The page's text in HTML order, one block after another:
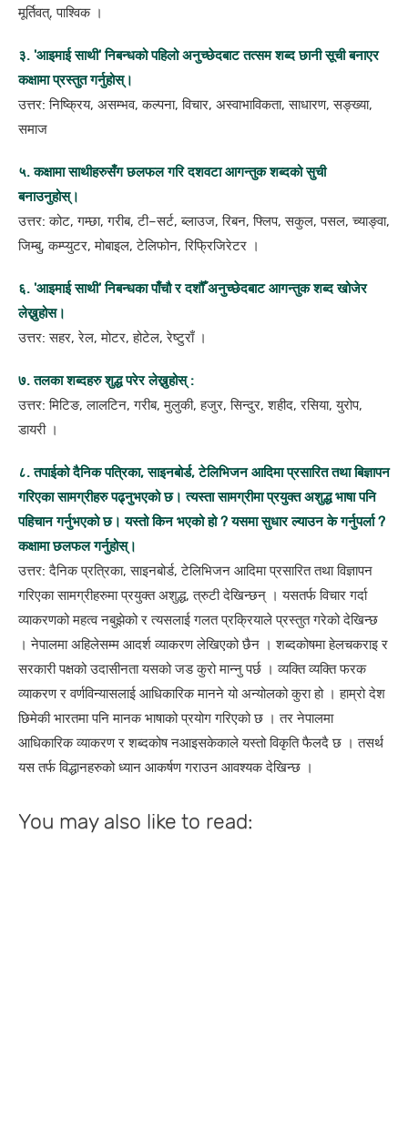
मूर्तिवत्, पाश्विक ।
३. 'आइमाई साथी' निबन्धको पहिलो अनुच्छेदबाट तत्सम शब्द छानी सूची बनाएर
कक्षामा प्रस्तुत गर्नुहोस्।
उत्तर: निष्क्रिय, असम्भव, कल्पना, विचार, अस्वाभाविकता, साधारण, सङ्ख्या,
समाज
५. कक्षामा साथीहरुसँग छलफल गरि दशवटा आगन्तुक शब्दको सुची
बनाउनुहोस्।
उत्तर: कोट, गम्छा, गरीब, टी–सर्ट, ब्लाउज, रिबन, फ्लिप, सकुल, पसल, च्याङ्वा,
जिम्बु, कम्प्युटर, मोबाइल, टेलिफोन, रिफ्रिजिरेटर ।
६. 'आइमाई साथी' निबन्धका पाँचौ र दशौँ अनुच्छेदबाट आगन्तुक शब्द खोजेर
लेख्नुहोस।
उत्तर: सहर, रेल, मोटर, होटेल, रेष्टुराँ ।
७. तलका शब्दहरु शुद्ध परेर लेख्नुहोस् :
उत्तर: मिटिङ, लालटिन, गरीब, मुलुकी, हजुर, सिन्दुर, शहीद, रसिया, युरोप,
डायरी ।
८. तपाईको दैनिक पत्रिका, साइनबोर्ड, टेलिभिजन आदिमा प्रसारित तथा बिज्ञापन
गरिएका सामग्रीहरु पढ्नुभएको छ। त्यस्ता सामग्रीमा प्रयुक्त अशुद्ध भाषा पनि
पहिचान गर्नुभएको छ। यस्तो किन भएको हो ? यसमा सुधार ल्याउन के गर्नुपर्ला ?
कक्षामा छलफल गर्नुहोस्।
उत्तर: दैनिक प्रत्रिका, साइनबोर्ड, टेलिभिजन आदिमा प्रसारित तथा विज्ञापन
गरिएका सामग्रीहरुमा प्रयुक्त अशुद्ध, त्रुटी देखिन्छन् । यसतर्फ विचार गर्दा
व्याकरणको महत्व नबुझेको र त्यसलाई गलत प्रक्रियाले प्रस्तुत गरेको देखिन्छ
। नेपालमा अहिलेसम्म आदर्श व्याकरण लेखिएको छैन । शब्दकोषमा हेलचकराइ र
सरकारी पक्षको उदासीनता यसको जड कुरो मान्नु पर्छ । व्यक्ति व्यक्ति फरक
व्याकरण र वर्णविन्यासलाई आधिकारिक मानने यो अन्योलको कुरा हो । हाम्रो देश
छिमेकी भारतमा पनि मानक भाषाको प्रयोग गरिएको छ । तर नेपालमा
आधिकारिक व्याकरण र शब्दकोष नआइसकेकाले यस्तो विकृति फैलदै छ । तसर्थ
यस तर्फ विद्धानहरुको ध्यान आकर्षण गराउन आवश्यक देखिन्छ ।
You may also like to read: